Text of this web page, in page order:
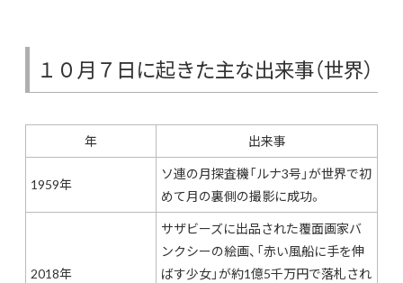
１０月７日に起きた主な出来事（世界）
年 出来事
1959年
ソ連の月探査機「ルナ3号」が世界で初
めて月の裏側の撮影に成功。
2018年
サザビーズに出品された覆面画家バ
ンクシーの絵画、「赤い風船に手を伸
ばす少女」が約1億5千万円で落札され